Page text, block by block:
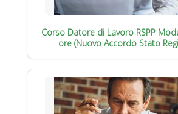
Corso Datore di Lavoro RSPP
ore (Nuovo Accordo Stato